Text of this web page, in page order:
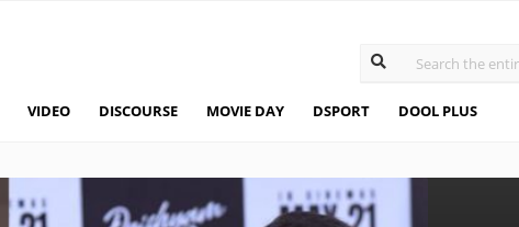
VIDEO DISCOURSE MOVIE DAY DSPORT DOOL PLUS